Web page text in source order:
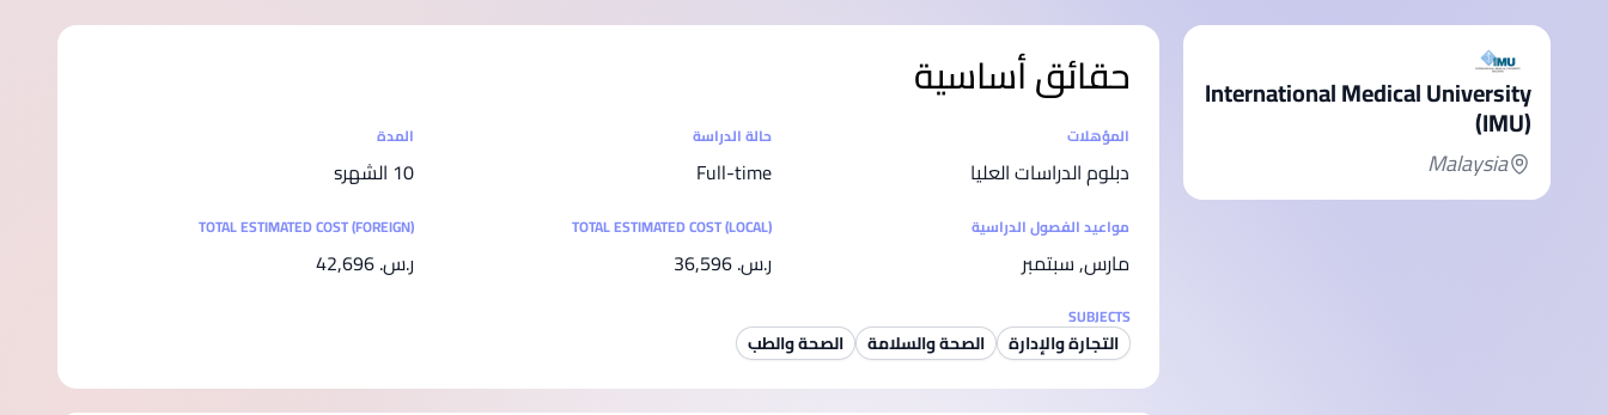
SEGi University Kota Damansara
Management and Science University (MSU)
International Medical University
(IMU)
Malaysia
حقائق أساسية
إحصائيات
المؤهلات
دبلوم الدراسات العليا
حالة الدراسة
Full-time
المدة
10 الشهرs
مواعيد الفصول الدراسية
مارس, سبتمبر
TOTAL ESTIMATED COST (LOCAL)
ر.س.‏ 36,596
TOTAL ESTIMATED COST (FOREIGN)
ر.س.‏ 42,696
SUBJECTS
التجارة والإدارة الصحة والسلامة الصحة والطب